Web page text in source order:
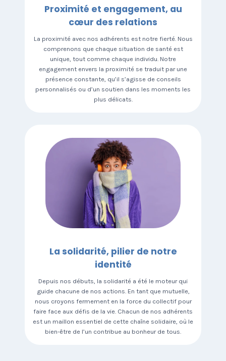
Proximité et engagement, au
cœur des relations
La proximité avec nos adhérents est notre fierté. Nous
comprenons que chaque situation de santé est
unique, tout comme chaque individu. Notre
engagement envers la proximité se traduit par une
présence constante, qu’il s’agisse de conseils
personnalisés ou d’un soutien dans les moments les
plus délicats.
La solidarité, pilier de notre
identité
Depuis nos débuts, la solidarité a été le moteur qui
guide chacune de nos actions. En tant que mutuelle,
nous croyons fermement en la force du collectif pour
faire face aux défis de la vie. Chacun de nos adhérents
est un maillon essentiel de cette chaîne solidaire, où le
bien-être de l’un contribue au bonheur de tous.